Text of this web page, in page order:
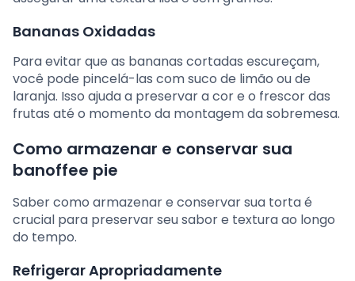
Bananas Oxidadas
Para evitar que as bananas cortadas escureçam,
você pode pincelá-las com suco de limão ou de
laranja. Isso ajuda a preservar a cor e o frescor das
frutas até o momento da montagem da sobremesa.
Como armazenar e conservar sua
banoffee pie
Saber como armazenar e conservar sua torta é
crucial para preservar seu sabor e textura ao longo
do tempo.
Refrigerar Apropriadamente